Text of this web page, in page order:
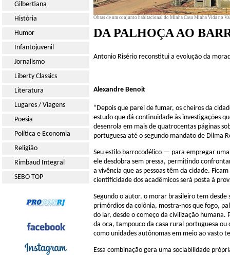
Gilbertiana
História
Humor
Infantojuvenil
Jornalismo
Liberty Classics
Literatura
Lugares / Viagens
Poesia
Política e Economia
Religião
Rimbaud Integral
SEBO TOP
Obras de um conjunto habitacional do Minha Casa Minha Vida no
DA PALHOÇA AO
Antonio Risério reconstitui a evolução da
Alexandre Benoit
“Depois que parei de fumar, os cheiros da
estudo que dá continuidade às investigações
desenrola em mais de quatrocentas páginas
portuguesa até o segundo mandato de Dilma
Seu estilo barrocodélico — para empregar
ele desdobra sem pressa, permitindo
a vivência que as pessoas têm da cidade.
cientificidade dos acadêmicos será posta à
Segundo o autor, o morar brasileiro tem
primórdios da colônia, mostra-nos que fogo,
do lar, desde o começo da civilização
da oca, tampouco da casa rural portuguesa ou
como unidades autônomas em meio ao vasto
Essa combinação gera uma sociabilidade